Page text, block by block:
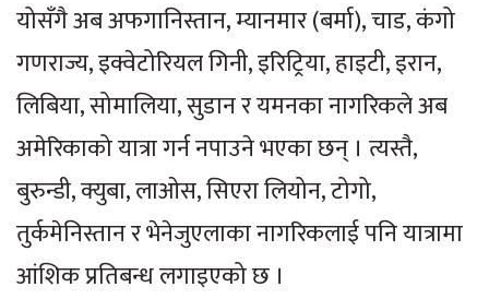
योसँगै अब अफगानिस्तान, म्यानमार (बर्मा), चाड, कंगो
गणराज्य, इक्वेटोरियल गिनी, इरिट्रिया, हाइटी, इरान,
लिबिया, सोमालिया, सुडान र यमनका नागरिकले अब
अमेरिकाको यात्रा गर्न नपाउने भएका छन् । त्यस्तै,
बुरुन्डी, क्युबा, लाओस, सिएरा लियोन, टोगो,
तुर्कमेनिस्तान र भेनेजुएलाका नागरिकलाई पनि यात्रामा
आंशिक प्रतिबन्ध लगाइएको छ ।